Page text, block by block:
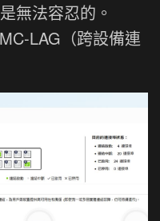
無法容忍的。
LAG（跨設備連